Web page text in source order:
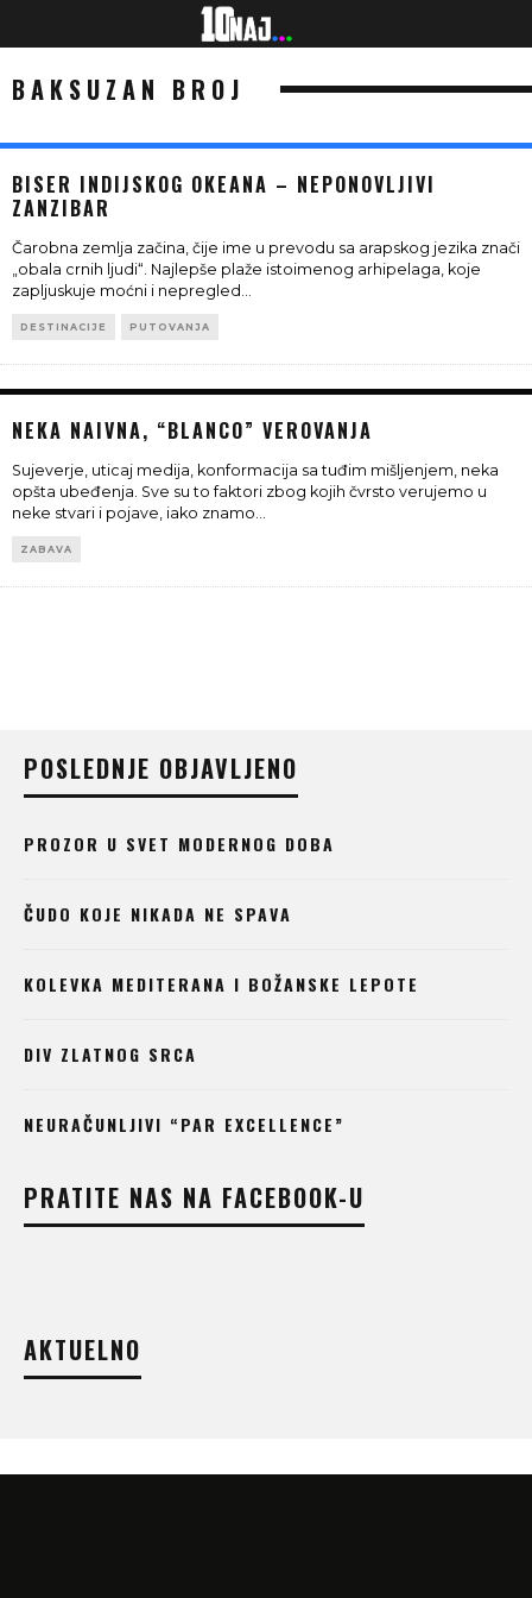
BAKSUZAN BROJ
BISER INDIJSKOG OKEANA – NEPONOVLJIVI
ZANZIBAR
Čarobna zemlja začina, čije ime u prevodu sa arapskog jezika znači
„obala crnih ljudi“. Najlepše plaže istoimenog arhipelaga, koje
zapljuskuje moćni i nepregled ...
DESTINACIJE PUTOVANJA
NEKA NAIVNA, “BLANCO” VEROVANJA
Sujeverje, uticaj medija, konformacija sa tuđim mišljenjem, neka
opšta ubeđenja. Sve su to faktori zbog kojih čvrsto verujemo u
neke stvari i pojave, iako znamo...
ZABAVA
POSLEDNJE OBJAVLJENO
PROZOR U SVET MODERNOG DOBA
ČUDO KOJE NIKADA NE SPAVA
KOLEVKA MEDITERANA I BOŽANSKE LEPOTE
DIV ZLATNOG SRCA
NEURAČUNLJIVI “PAR EXCELLENCE”
PRATITE NAS NA FACEBOOK-U
AKTUELNO